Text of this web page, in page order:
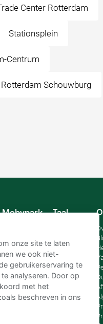
Center Rotterdam
Stationsplein
Centrum
Schouwburg
Mobypark
Taal
Spaans
Frankrijk
Italiaans
Nederlands
onze site te laten
we ook niet-
gebruikerservaring te
analyseren. Door op
met het
beschreven in ons